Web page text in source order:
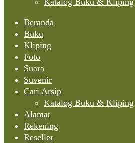
Katalog Buku & Kliping
Beranda
Buku
Kliping
Foto
Suara
Suvenir
Cari Arsip
Katalog Buku & Kliping
Alamat
Rekening
Reseller